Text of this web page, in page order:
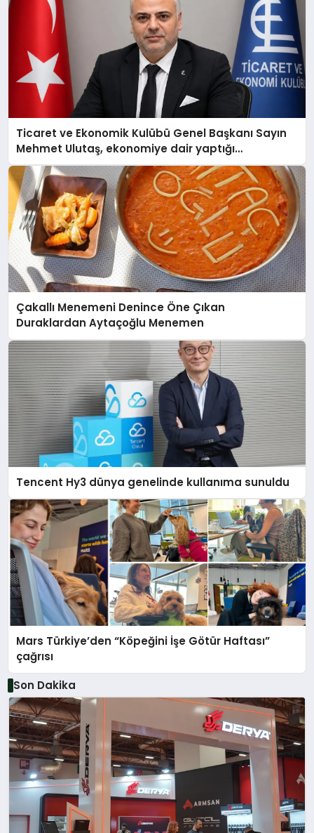
Ticaret ve Ekonomik Kulübü Genel Başkanı Sayın
Mehmet Ulutaş, ekonomiye dair yaptığı
açıklamada şunları kaydetti:
Çakallı Menemeni Denince Öne Çıkan
Duraklardan Aytaçoğlu Menemen
Tencent Hy3 dünya genelinde kullanıma sunuldu
Mars Türkiye’den “Köpeğini İşe Götür Haftası”
çağrısı
Son Dakika